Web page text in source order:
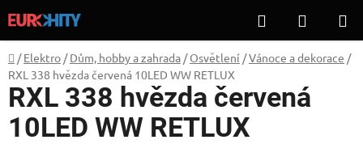
na
obsah
Hledat
KOŠÍK
Domů
/ Elektro / Dům, hobby a zahrada / Osvětlení /Vánoce a dekorace /
RXL 338 hvězda červená 10LED WW RETLUX
RXL 338 hvězda červená
10LED WW RETLUX